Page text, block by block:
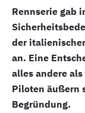
Rennserie gab
der
an. Eine
alles andere
Piloten äußern
Begründung.